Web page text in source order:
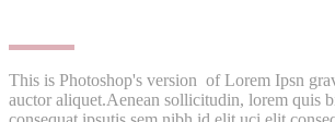
This is Photoshop's version of Lorem Ipsn
auctor aliquet.Aenean sollicitudin, lorem quis